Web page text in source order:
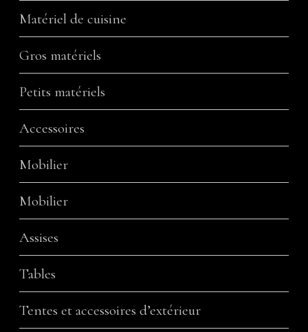
Matériel de cuisine
Gros matériels
Petits matériels
Accessoires
Mobilier
Mobilier
Assises
Tables
Tentes et accessoires d’extérieur